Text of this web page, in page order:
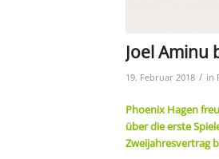
Joel Aminu
19. Februar 2018 / in
Phoenix Hagen
über die erste
Zweijahresvertrag